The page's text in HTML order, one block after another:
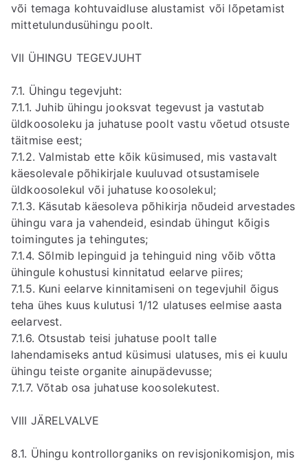
või temaga kohtuvaidluse alustamist või lõpetamist
mittetulundusühingu poolt.
VII ÜHINGU TEGEVJUHT
7.1. Ühingu tegevjuht:
7.1.1. Juhib ühingu jooksvat tegevust ja vastutab
üldkoosoleku ja juhatuse poolt vastu võetud otsuste
täitmise eest;
7.1.2. Valmistab ette kõik küsimused, mis vastavalt
käesolevale põhikirjale kuuluvad otsustamisele
üldkoosolekul või juhatuse koosolekul;
7.1.3. Käsutab käesoleva põhikirja nõudeid arvestades
ühingu vara ja vahendeid, esindab ühingut kõigis
toimingutes ja tehingutes;
7.1.4. Sõlmib lepinguid ja tehinguid ning võib võtta
ühingule kohustusi kinnitatud eelarve piires;
7.1.5. Kuni eelarve kinnitamiseni on tegevjuhil õigus
teha ühes kuus kulutusi 1/12 ulatuses eelmise aasta
eelarvest.
7.1.6. Otsustab teisi juhatuse poolt talle
lahendamiseks antud küsimusi ulatuses, mis ei kuulu
ühingu teiste organite ainupädevusse;
7.1.7. Võtab osa juhatuse koosolekutest.
VIII JÄRELVALVE
8.1. Ühingu kontrollorganiks on revisjonikomisjon, mis